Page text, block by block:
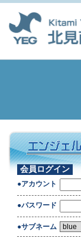
会員ログイン
●アカウント
●パスワード
●サブネーム